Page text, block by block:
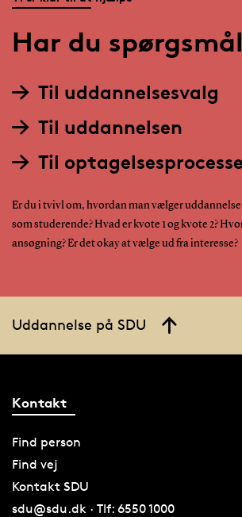
Har du
Til uddannelsesvalg
Til uddannelsen
Til
Er du i tvivl om, hvordan man vælger
som studerende? Hvad er kvote 1 og kvote 2?
ansøgning? Er det okay at vælge ud fra interesse?
Uddannelse på SDU
Kontakt
Find person
Find vej
Kontakt SDU
sdu@sdu.dk · Tlf: 6550 1000